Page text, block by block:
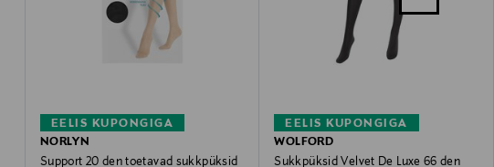
EELIS KUPONGIGA
NORLYN
Support 20 den toetavad sukkpüksid
EELIS KUPONGIGA
WOLFORD
Sukkpüksid Velvet De Luxe 66 den